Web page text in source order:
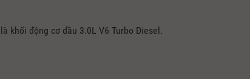
khối động cơ dầu 3.0L V6 Turbo Diesel.